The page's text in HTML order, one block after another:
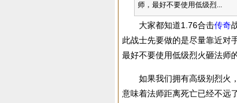
师，最好不要使用低级烈...
大家都知道1.76合击传奇
此战士先要做的是尽量靠近对
最好不要使用低级烈火砸法师
如果我们拥有高级别烈火，
意味着法师距离死亡已经不远